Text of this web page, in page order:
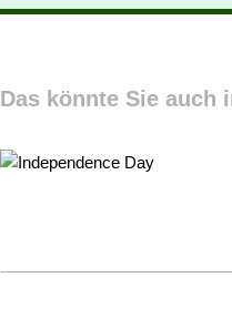
Das könnte Sie auch